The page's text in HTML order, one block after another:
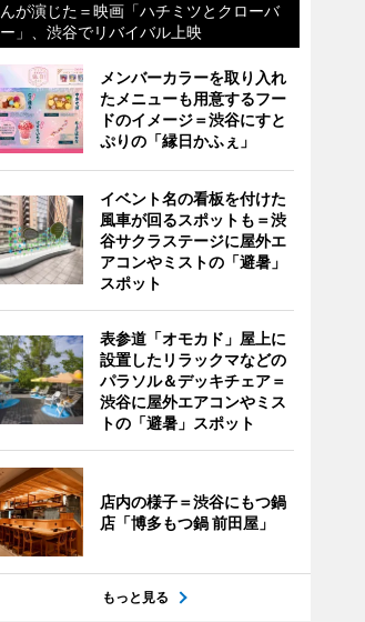
んが演じた＝映画「ハチミツとクローバ
ー」、渋谷でリバイバル上映
メンバーカラーを取り入れ
たメニューも用意するフー
ドのイメージ＝渋谷にすと
ぷりの「縁日かふぇ」
イベント名の看板を付けた
風車が回るスポットも＝渋
谷サクラステージに屋外エ
アコンやミストの「避暑」
スポット
表参道「オモカド」屋上に
設置したリラックマなどの
パラソル＆デッキチェア＝
渋谷に屋外エアコンやミス
トの「避暑」スポット
店内の様子＝渋谷にもつ鍋
店「博多もつ鍋 前田屋」
もっと見る